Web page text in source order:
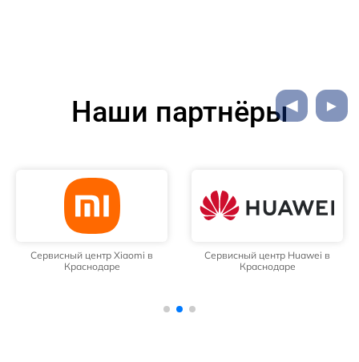
Наши партнёры
Сервисный центр Xiaomi в
Краснодаре
Сервисный центр Huawei в
Краснодаре